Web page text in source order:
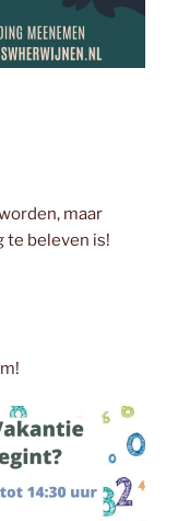
maar
te beleven is!